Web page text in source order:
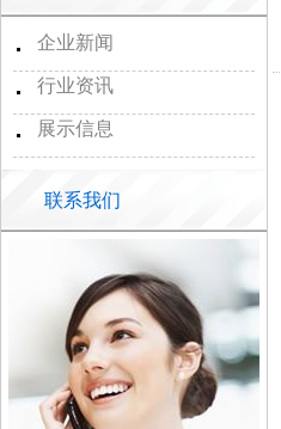
企业新闻
行业资讯
展示信息
联系我们